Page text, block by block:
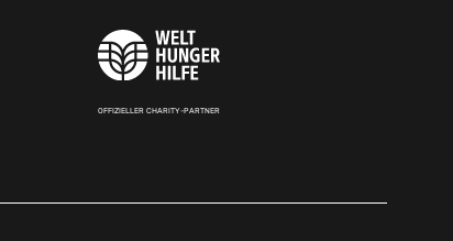
OFFIZIELLER CHARITY-PARTNER